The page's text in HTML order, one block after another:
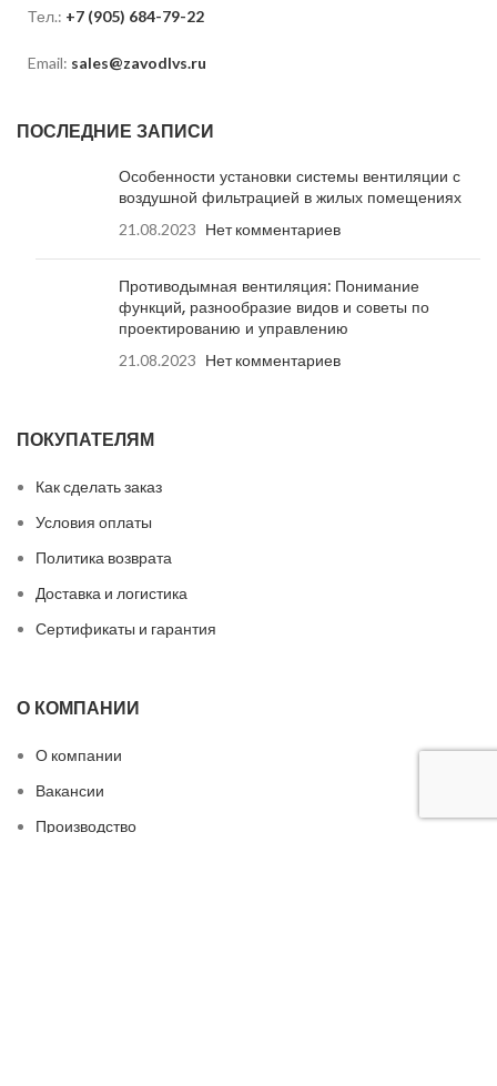
Тел.: +7 (905) 684-79-22
Email: sales@zavodlvs.ru
ПОСЛЕДНИЕ ЗАПИСИ
Особенности установки системы вентиляции с
воздушной фильтрацией в жилых помещениях
21.08.2023 Нет комментариев
Противодымная вентиляция: Понимание
функций, разнообразие видов и советы по
проектированию и управлению
21.08.2023 Нет комментариев
ПОКУПАТЕЛЯМ
Как сделать заказ
Условия оплаты
Политика возврата
Доставка и логистика
Сертификаты и гарантия
О КОМПАНИИ
О компании
Вакансии
Производство